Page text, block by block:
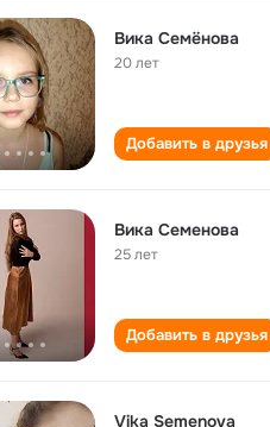
Вика Семёнова
20 лет
Добавить в друзья
Вика Семенова
25 лет
Добавить в друзья
Vika Semenova